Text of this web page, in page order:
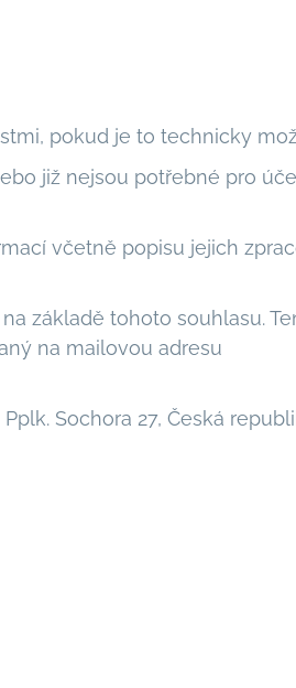
pokud je to technicky
již nejsou potřebné pro
včetně popisu jejich
základě tohoto souhlasu.
na mailovou adresu
Sochora 27, Česká